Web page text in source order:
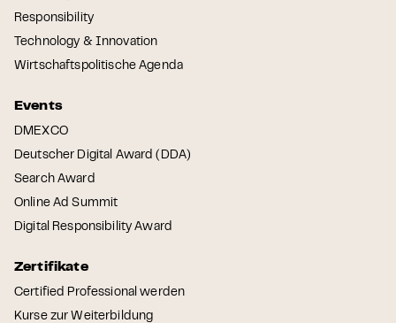
Responsibility
Technology & Innovation
Wirtschaftspolitische Agenda
Events
DMEXCO
Deutscher Digital Award (DDA)
Search Award
Online Ad Summit
Digital Responsibility Award
Zertifikate
Certified Professional werden
Kurse zur Weiterbildung